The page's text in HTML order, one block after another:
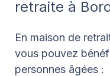
retraite à
En maison de
vous pouvez
personnes âgées :